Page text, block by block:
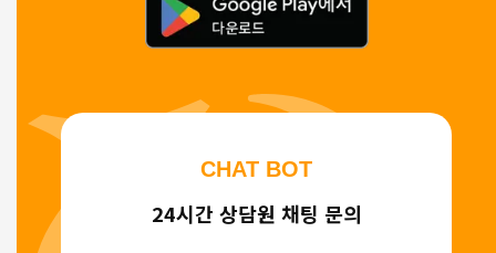
CHAT BOT
24시간 상담원 채팅 문의